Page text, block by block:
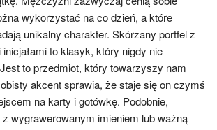
wykorzystać na co dzień, a które
unikalny charakter. Skórzany portfel z
to klasyk, który nigdy nie
to przedmiot, który towarzyszy nam
akcent sprawia, że staje się on czymś
na karty i gotówkę. Podobnie,
z wygrawerowanym imieniem lub ważną